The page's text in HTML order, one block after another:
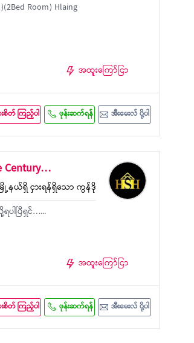
Room) Hlaing
အထူးကြော်ငြာ
စိတ် ကြည့်ပါ ဖုန်းဆက်ရန် အီးမေးလ် ပို့ပါ
မြို့နယ်ရှိ ငှားရန်ရှိသော ကွန်ဒို
ါပြီရှင်…...
အထူးကြော်ငြာ
စိတ် ကြည့်ပါ ဖုန်းဆက်ရန် အီးမေးလ် ပို့ပါ